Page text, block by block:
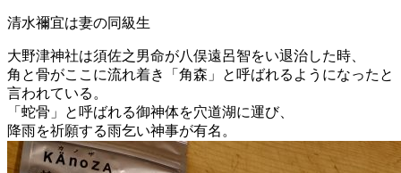
清水禰宜は妻の同級生
大野津神社は須佐之男命が八俣遠呂智をい退治した時、
角と骨がここに流れ着き「角森」と呼ばれるようになったと
言われている。
「蛇骨」と呼ばれる御神体を穴道湖に運び、
降雨を祈願する雨乞い神事が有名。